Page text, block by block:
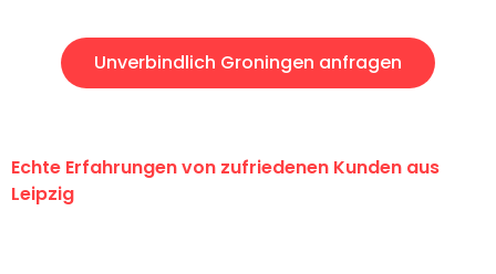
Unverbindlich Groningen anfragen
Echte Erfahrungen von zufriedenen Kunden aus
Leipzig